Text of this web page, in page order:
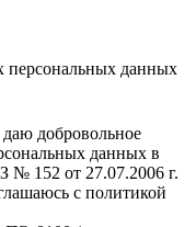
персональных данных
добровольное
данных в
№ 152 от 27.07.2006 г.
с политикой